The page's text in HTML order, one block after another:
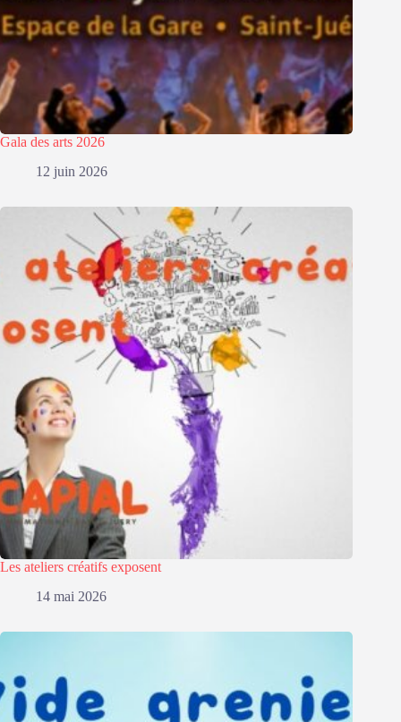
Gala des arts 2026
12 juin 2026
Les ateliers créatifs exposent
14 mai 2026